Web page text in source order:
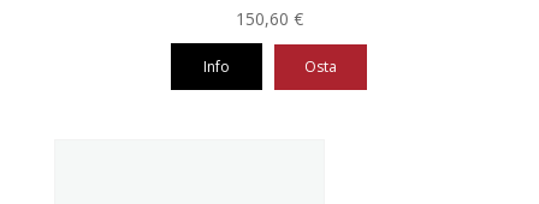
150,60 €
Info Osta